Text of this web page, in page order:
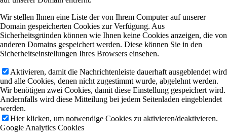
Wir stellen Ihnen eine Liste der von Ihrem Computer auf unserer
Domain gespeicherten Cookies zur Verfügung. Aus
Sicherheitsgründen können wie Ihnen keine Cookies anzeigen, die von
anderen Domains gespeichert werden. Diese können Sie in den
Sicherheitseinstellungen Ihres Browsers einsehen.
Aktivieren, damit die Nachrichtenleiste dauerhaft ausgeblendet wird
und alle Cookies, denen nicht zugestimmt wurde, abgelehnt werden.
Wir benötigen zwei Cookies, damit diese Einstellung gespeichert wird.
Andernfalls wird diese Mitteilung bei jedem Seitenladen eingeblendet
werden.
Hier klicken, um notwendige Cookies zu aktivieren/deaktivieren.
Google Analytics Cookies